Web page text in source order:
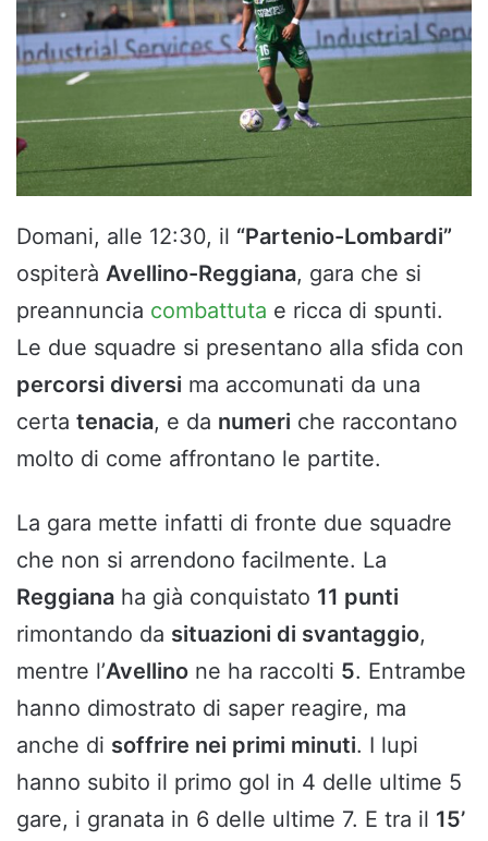
Domani, alle 12:30, il “Partenio-Lombardi”
ospiterà Avellino-Reggiana, gara che si
preannuncia combattuta e ricca di spunti.
Le due squadre si presentano alla sfida con
percorsi diversi ma accomunati da una
certa tenacia, e da numeri che raccontano
molto di come affrontano le partite.
La gara mette infatti di fronte due squadre
che non si arrendono facilmente. La
Reggiana ha già conquistato 11 punti
rimontando da situazioni di svantaggio,
mentre l’Avellino ne ha raccolti 5. Entrambe
hanno dimostrato di saper reagire, ma
anche di soffrire nei primi minuti. I lupi
hanno subito il primo gol in 4 delle ultime 5
gare, i granata in 6 delle ultime 7. E tra il 15’